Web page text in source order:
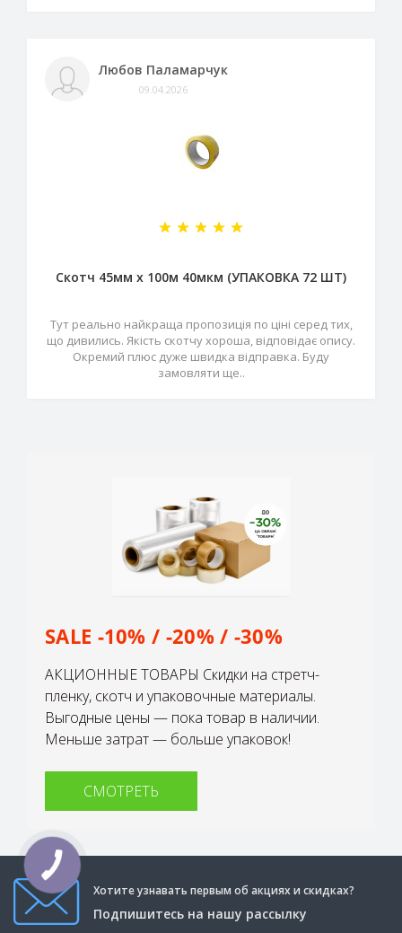
Любов Паламарчук
09.04.2026
Скотч 45мм х 100м 40мкм (УПАКОВКА 72 ШТ)
Тут реально найкраща пропозиція по ціні серед тих,
що дивились. Якість скотчу хороша, відповідає опису.
Окремий плюс дуже швидка відправка. Буду
замовляти ще..
SALE -10% / -20% / -30%
АКЦИОННЫЕ ТОВАРЫ Скидки на стретч-
пленку, скотч и упаковочные материалы.
Выгодные цены — пока товар в наличии.
Меньше затрат — больше упаковок!
СМОТРЕТЬ
Хотите узнавать первым об акциях и скидках?
Подпишитесь на нашу рассылку